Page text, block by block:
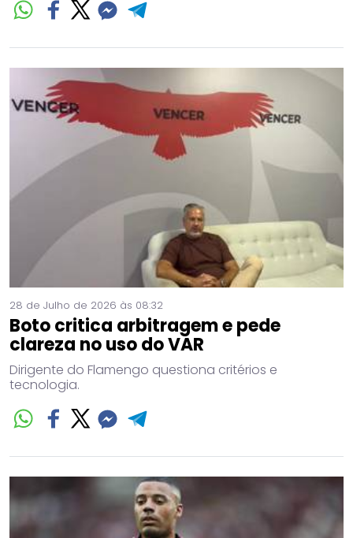
28 de Julho de 2026 às 08:32
Boto critica arbitragem e pede
clareza no uso do VAR
Dirigente do Flamengo questiona critérios e
tecnologia.